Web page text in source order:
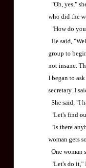
"Oh, yes,"
who did the
"How do
He said,
group to
not insane.
I began to
secretary. I
She said, "I
"Let's find
"Is there
woman gets
One woman
"Let's do it,"